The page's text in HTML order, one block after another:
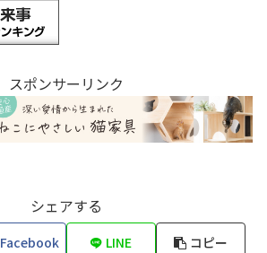
スポンサーリンク
シェアする
Facebook LINE コピー